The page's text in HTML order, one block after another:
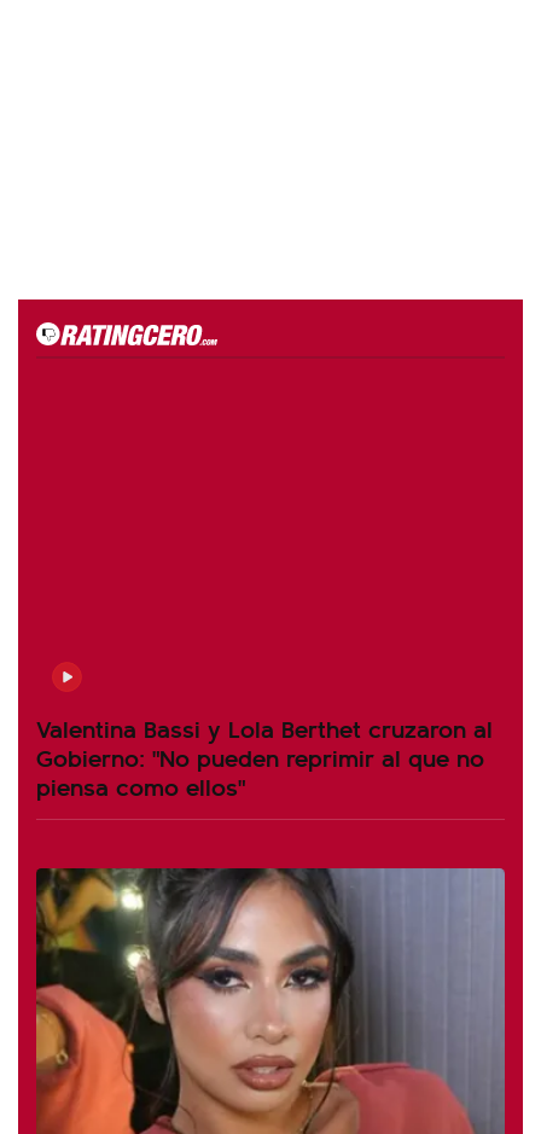
Valentina Bassi y Lola Berthet cruzaron al
Gobierno: "No pueden reprimir al que no
piensa como ellos"